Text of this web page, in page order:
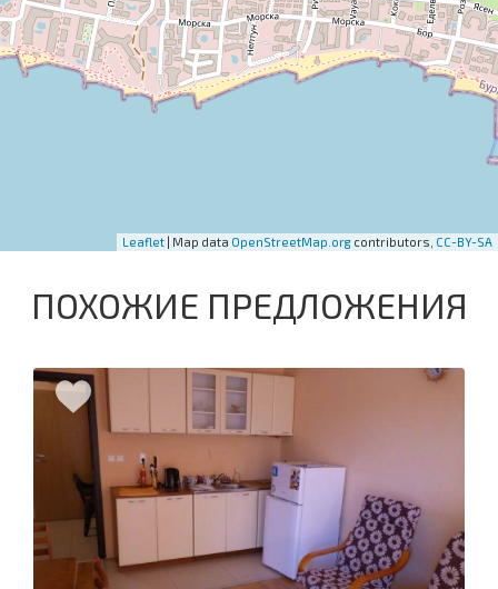
Leaflet | Map data OpenStreetMap.org contributors, CC-BY-SA
ПОХОЖИЕ ПРЕДЛОЖЕНИЯ